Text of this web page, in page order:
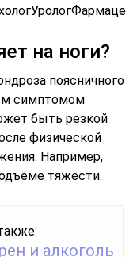
на ноги?
поясничного
симптомом
быть резкой
физической
Например,
тяжести.
и алкоголь